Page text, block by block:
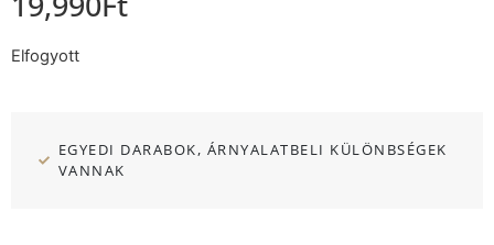
Elfogyott
EGYEDI DARABOK, ÁRNYALATBELI KÜLÖNBSÉGEK
VANNAK